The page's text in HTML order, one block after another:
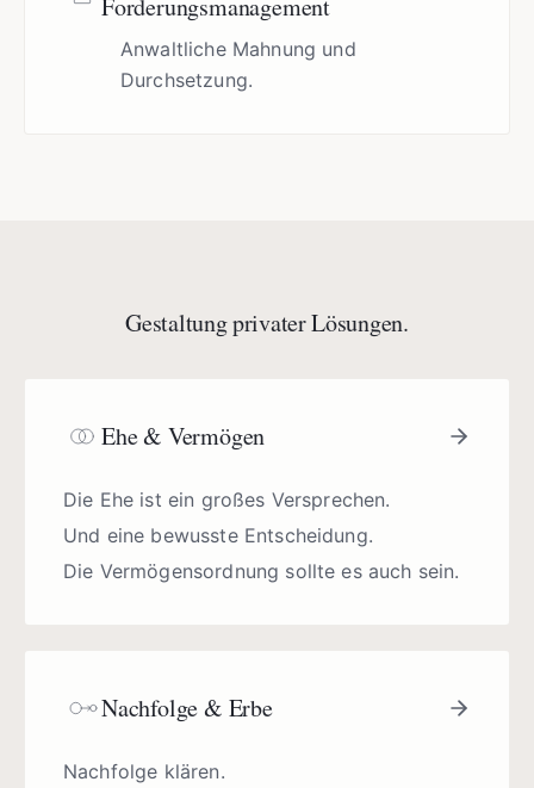
Forderungsmanagement
Anwaltliche Mahnung und
Durchsetzung.
Gestaltung privater Lösungen.
Ehe & Vermögen
Die Ehe ist ein großes Versprechen.
Und eine bewusste Entscheidung.
Die Vermögensordnung sollte es auch sein.
Nachfolge & Erbe
Nachfolge klären.